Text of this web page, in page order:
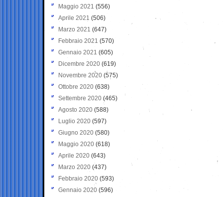
Maggio 2021 (556)
Aprile 2021 (506)
Marzo 2021 (647)
Febbraio 2021 (570)
Gennaio 2021 (605)
Dicembre 2020 (619)
Novembre 2020 (575)
Ottobre 2020 (638)
Settembre 2020(465)
Agosto 2020 (588)
Luglio 2020 (597)
Giugno 2020 (580)
Maggio 2020 (618)
Aprile 2020 (643)
Marzo 2020 (437)
Febbraio 2020 (593)
Gennaio 2020 (596)